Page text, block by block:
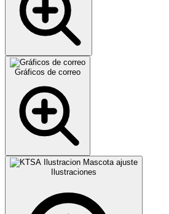
Gráficos de correo
Ilustraciones